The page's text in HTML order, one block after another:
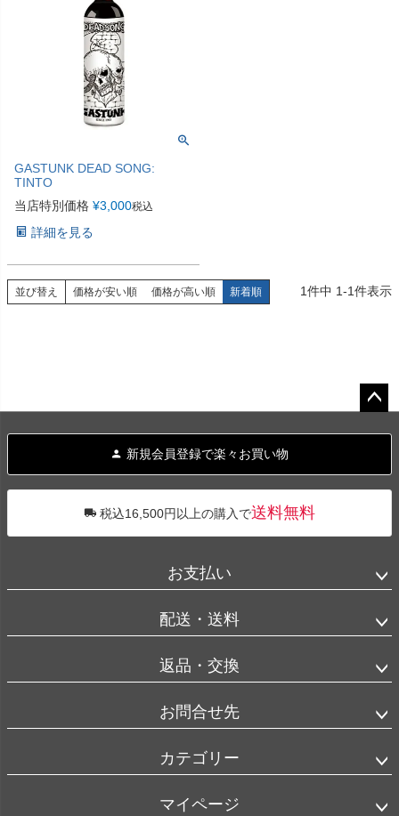
GASTUNK DEAD SONG:
TINTO
当店特別価格 ¥3,000税込
詳細を見る
並び替え 価格が安い順 価格が高い順 新着順 1件中 1-1件表示
へ
新規会員登録で楽々お買い物
税込16,500円以上の購入で送料無料
お支払い
配送・送料
返品・交換
お問合せ先
カテゴリー
マイページ